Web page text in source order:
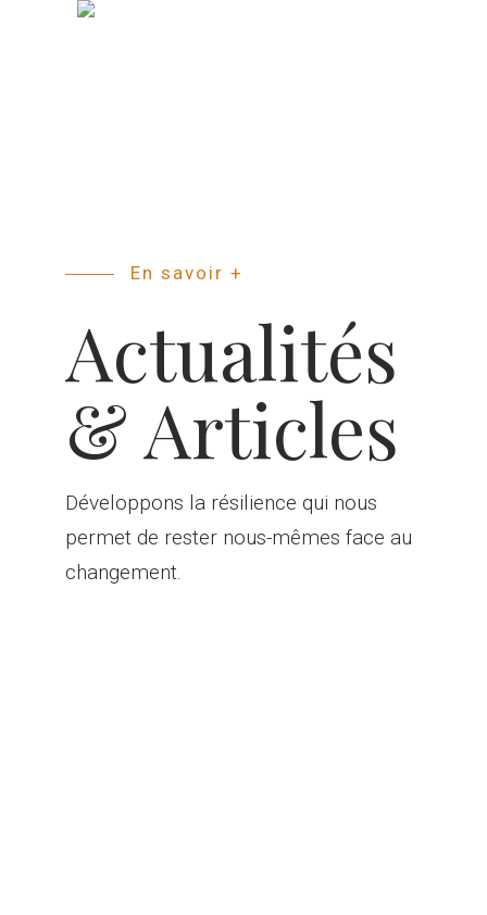
En savoir +
Actualités
& Articles
Développons la résilience qui nous
permet de rester nous-mêmes face au
changement.